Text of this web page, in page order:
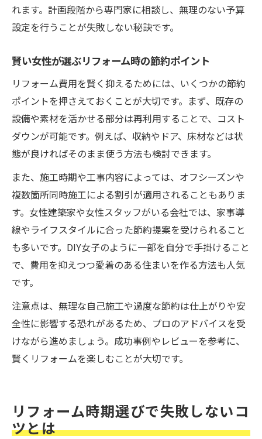
れます。計画段階から専門家に相談し、無理のない予算
設定を行うことが失敗しない秘訣です。
賢い女性が選ぶリフォーム時の節約ポイント
リフォーム費用を賢く抑えるためには、いくつかの節約
ポイントを押さえておくことが大切です。まず、既存の
設備や素材を活かせる部分は再利用することで、コスト
ダウンが可能です。例えば、収納やドア、床材などは状
態が良ければそのまま使う方法も検討できます。
また、施工時期や工事内容によっては、オフシーズンや
複数箇所同時施工による割引が適用されることもありま
す。女性建築家や女性スタッフがいる会社では、家事導
線やライフスタイルに合った節約提案を受けられること
も多いです。DIY女子のように一部を自分で手掛けること
で、費用を抑えつつ愛着のある住まいを作る方法も人気
です。
注意点は、無理な自己施工や過度な節約は仕上がりや安
全性に影響する恐れがあるため、プロのアドバイスを受
けながら進めましょう。成功事例やレビューを参考に、
賢くリフォームを楽しむことが大切です。
リフォーム時期選びで失敗しないコ
ツとは